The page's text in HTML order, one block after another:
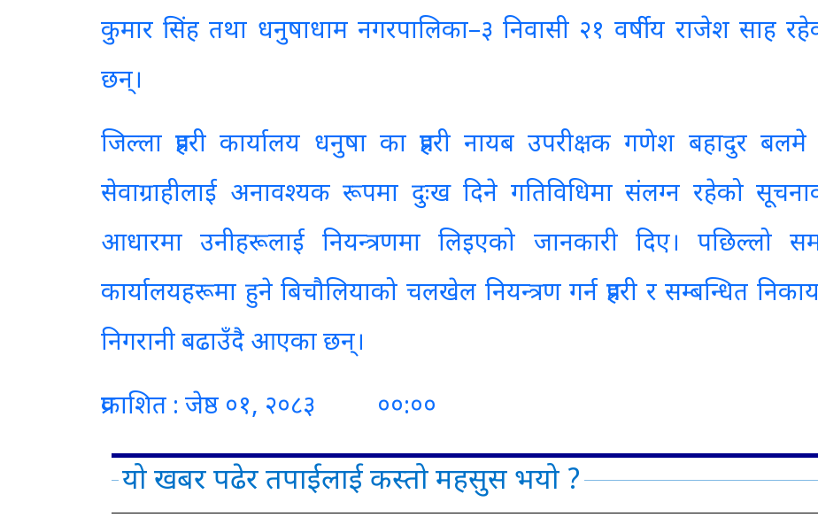
कुमार सिंह तथा धनुषाधाम नगरपालिका–३ निवासी २१ वर्षीय राजेश साह
छन्।
जिल्ला प्रहरी कार्यालय धनुषा का प्रहरी नायब उपरीक्षक गणेश बहादुर
सेवाग्राहीलाई अनावश्यक रूपमा दुःख दिने गतिविधिमा संलग्न रहेको
आधारमा उनीहरूलाई नियन्त्रणमा लिइएको जानकारी दिए। पछिल्लो
कार्यालयहरूमा हुने बिचौलियाको चलखेल नियन्त्रण गर्न प्रहरी र सम्बन्धित
निगरानी बढाउँदै आएका छन्।
प्रकाशित : जेष्ठ ०१, २०८३ ००:००
यो खबर पढेर तपाईलाई कस्तो महसुस भयो ?